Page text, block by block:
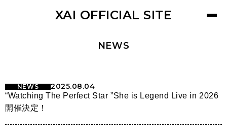
XAI OFFICIAL SITE
NEWS
NEWS 2025.08.04
“Watching The Perfect Star ”She is Legend Live in 2026
開催決定！